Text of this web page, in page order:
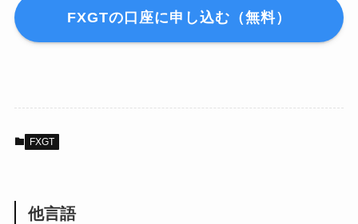
FXGTの口座に申し込む（無料）
FXGT
他言語